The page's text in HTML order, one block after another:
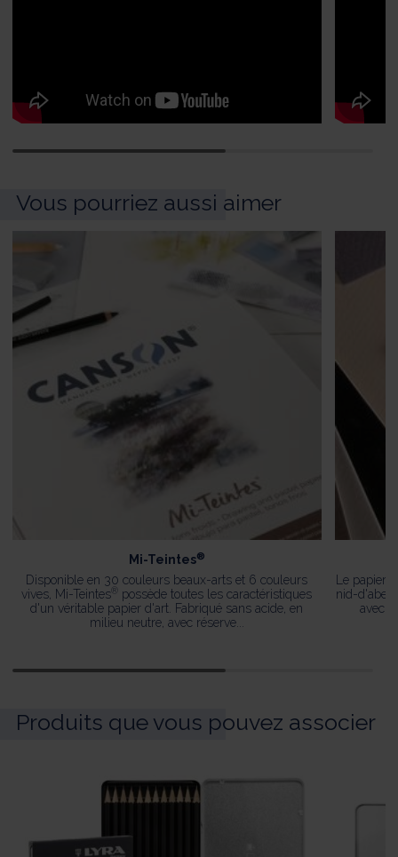
Vous pourriez aussi aimer
Mi-Teintes®
Disponible en 30 couleurs beaux-arts et 6 couleurs
vives, Mi-Teintes ®
possède toutes les caractéristiques
d'un véritable papier d'art. Fabriqué sans acide, en
milieu neutre, avec réserve...
Le papier
nid-
avec
Produits que vous pouvez associer